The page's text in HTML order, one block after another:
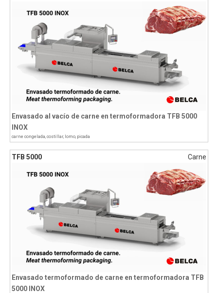
Envasado al vacío de carne en termoformadora TFB 5000
INOX
carne congelada costillar, lomo picada
TFB 5000 Carne
Envasado termoformado de carne en termoformadora TFB
5000 INOX